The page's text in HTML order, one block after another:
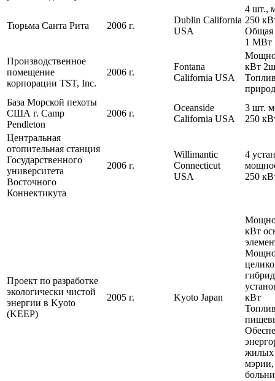
Тюрьма Санта Рита 2006 г.
Dublin California
USA
4 шт.,
250
Общая
1 МВт
Производственное
помещение
корпорации TST, Inc.
2006 г.
Fontana
California USA
кВт
База Морской пехоты
США г. Camp
Pendleton
2006 г.
Oceanside
California USA
3 шт.
250
Центральная
отопительная станция
Государственного
университета
Восточного
Коннектикута
2006 г.
Willimantic
Connecticut
USA
4
250
Проект по разработке
экологически чистой
энергии в Kyoto
(KEEP)
2005 г. Kyoto Japan
кВт
кВт
жилых